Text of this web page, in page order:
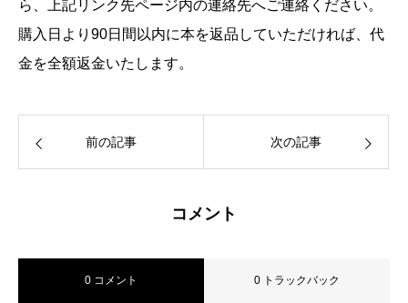
ら、上記リンク先ページ内の連絡先へご連絡ください。
購入日より90日間以内に本を返品していただければ、代
金を全額返金いたします。
前の記事 次の記事
コメント
0 コメント 0 トラックバック